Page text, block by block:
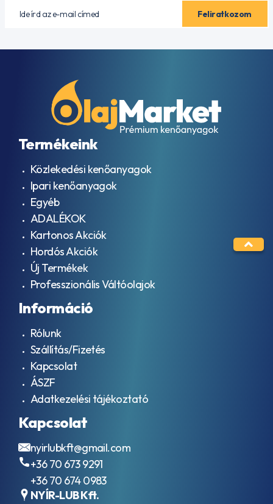
Termékeink
Közlekedési kenőanyagok
Ipari kenőanyagok
Egyéb
ADALÉKOK
Kartonos Akciók
Hordós Akciók
Új Termékek
Professzionális Váltóolajok
Információ
Rólunk
Szállítás/Fizetés
Kapcsolat
ÁSZF
Adatkezelési tájékoztató
Kapcsolat
nyirlubkft@gmail.com
+36 70 673 9291
+36 70 674 0983
NYÍR-LUB Kft.